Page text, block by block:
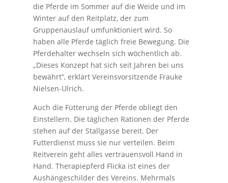
die Pferde im Sommer auf die Weide und im
Winter auf den Reitplatz, der zum
Gruppenauslauf umfunktioniert wird. So
haben alle Pferde täglich freie Bewegung. Die
Pferdehalter wechseln sich wöchentlich ab.
„Dieses Konzept hat sich seit Jahren bei uns
bewährt“, erklärt Vereinsvorsitzende Frauke
Nielsen-Ulrich.
Auch die Fütterung der Pferde obliegt den
Einstellern. Die täglichen Rationen der Pferde
stehen auf der Stallgasse bereit. Der
Futterdienst muss sie nur verteilen. Beim
Reitverein geht alles vertrauensvoll Hand in
Hand. Therapiepferd Flicka ist eines der
Aushängeschilder des Vereins. Mehrmals